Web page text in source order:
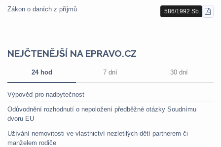
Zákon o daních z příjmů 586/1992 Sb.
PDF
NEJČTENĚJŠÍ NA EPRAVO.CZ
24 hod 7 dní 30 dní
Výpověď pro nadbytečnost
Odůvodnění rozhodnutí o nepoložení předběžné otázky Soudnímu
dvoru EU
Užívání nemovitosti ve vlastnictví nezletilých dětí partnerem či
manželem rodiče